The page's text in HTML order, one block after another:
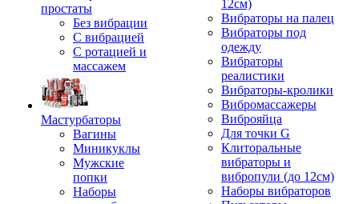
простаты
Без вибрации
С вибрацией
С ротацией и
массажем
Мастурбаторы
Вагины
Миникуклы
Мужские
попки
Наборы
12см)
Вибраторы на палец
Вибраторы под
одежду
Вибраторы
реалистики
Вибраторы-кролики
Вибромассажеры
Виброяйца
Для точки G
Клиторальные
вибраторы и
вибропули (до 12см)
Наборы вибраторов